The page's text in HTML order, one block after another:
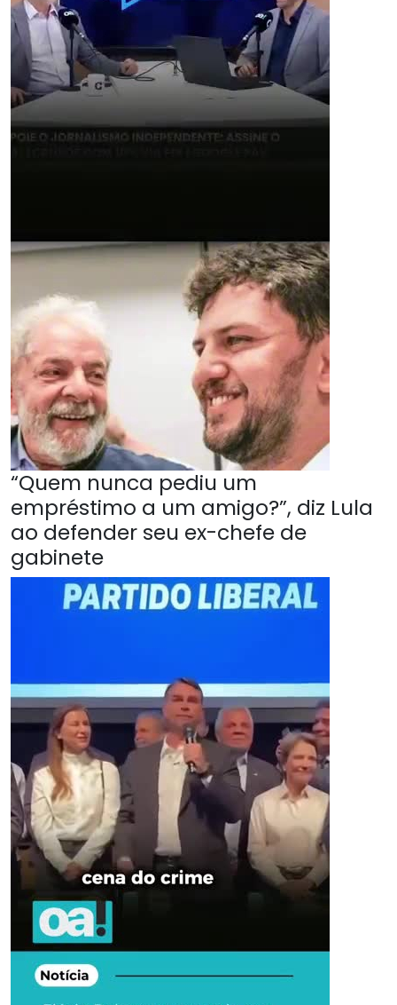
“Quem nunca pediu um
empréstimo a um amigo?”, diz Lula
ao defender seu ex-chefe de
gabinete